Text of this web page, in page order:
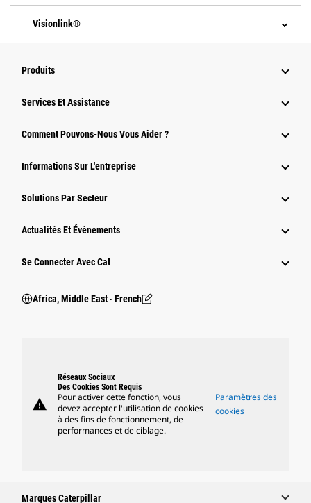
Visionlink®
Produits
Services Et Assistance
Comment Pouvons-Nous Vous Aider ?
Informations Sur L'entreprise
Solutions Par Secteur
Actualités Et Événements
Se Connecter Avec Cat
Africa, Middle East ‧ French
warning
Réseaux Sociaux
Des Cookies Sont Requis
Pour activer cette fonction, vous
devez accepter l'utilisation de cookies
à des fins de fonctionnement, de
performances et de ciblage.
Paramètres des
cookies
Marques Caterpillar